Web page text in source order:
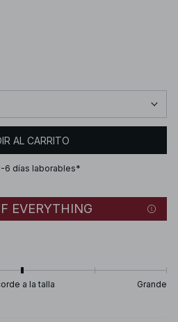
AL CARRITO
6 días laborables*
EVERYTHING
a la talla Grande